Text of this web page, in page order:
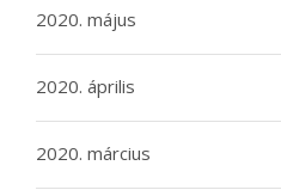
2020. május
2020. április
2020. március